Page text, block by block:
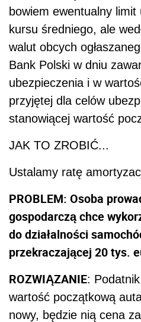
bowiem ewentualny limit
kursu średniego, ale
walut obcych
Bank Polski w dniu
ubezpieczenia i w
przyjętej dla celów
stanowiącej wartość
JAK TO ZROBIĆ...
Ustalamy ratę
PROBLEM: Osoba
gospodarczą chce
do działalności
przekraczającej 20 tys.
ROZWIĄZANIE:
wartość początkową
nowy, będzie nią cena